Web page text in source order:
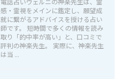
感・霊視をメインに鑑定し、願望成
就に繋がるアドバイスを授ける占い
師です。 短時間で多くの情報を読み
取り「的中率が高い」と、口コミで
評判の神楽先生。 実際に、神楽先生
は当 ...